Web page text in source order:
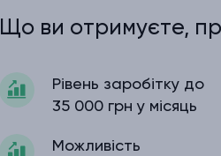
Що ви отримуєте,
Рівень заробітку до
35 000 грн у місяць
Можливість